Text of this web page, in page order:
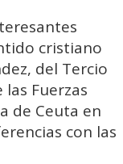
cristiano
del Tercio
Fuerzas
de Ceuta en
con las